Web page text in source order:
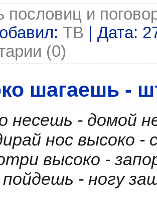
пословиц и
ТВ | Дата:
(0)
шагаешь -
несешь - домой
нос высоко -
высоко -
пойдешь - ногу